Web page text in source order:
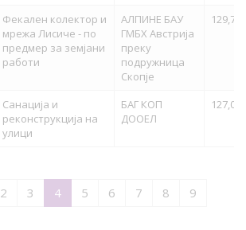
Фекален колектор и
мрежа Лисиче - по
предмер за земјани
работи
АЛПИНЕ БАУ
ГМБХ Австрија
преку
подружница
Скопје
Санација и
реконструкција на
улици
БАГ КОП
ДООЕЛ
2 3 4 5 6 7 8
9